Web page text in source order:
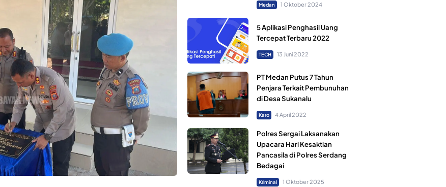
Medan 1 Oktober 2024
5 Aplikasi Penghasil Uang
Tercepat Terbaru 2022
TECH 13 Juni 2022
PT Medan Putus 7 Tahun
Penjara Terkait Pembunuhan
di Desa Sukanalu
Karo 4 April 2022
Polres Sergai Laksanakan
Upacara Hari Kesaktian
Pancasila di Polres Serdang
Bedagai
Kriminal 1 Oktober 2025